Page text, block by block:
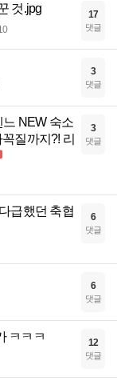
것.jpg 17
댓글
3
댓글
느 NEW 숙소
질까지?! 리
3
댓글
급했던 축협
6
댓글
6
댓글
ㅋㅋㅋ 12
댓글